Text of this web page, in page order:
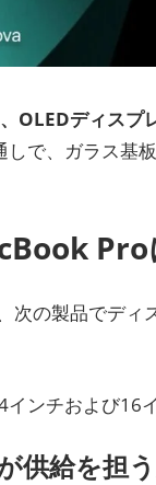
OLEDディスプ
で、ガラス基
Pro
の製品でディ
ンチおよび16
供給を担